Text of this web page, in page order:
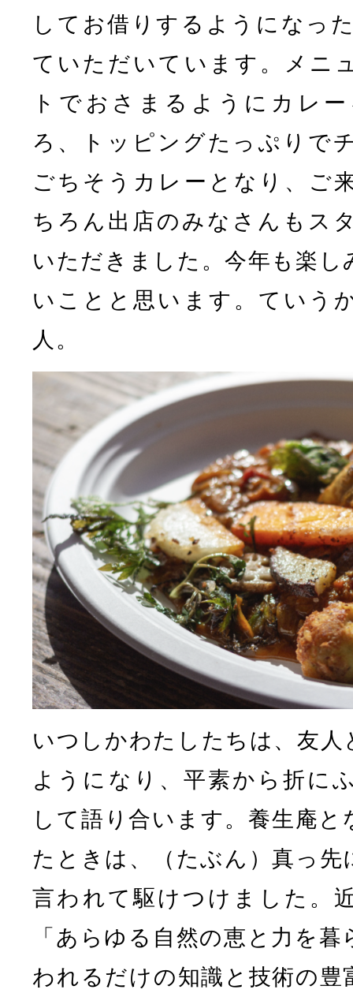
してお借りするようになっ
ていただいています。メニ
トでおさまるようにカレ
ろ、トッピングたっぷりで
ごちそうカレーとなり、ご
ちろん出店のみなさんもス
いただきました。今年も楽
いことと思います。ていう
人。
いつしかわたしたちは、友
ようになり、平素から折に
して語り合います。養生庵
たときは、（たぶん）真っ
言われて駆けつけました。
「あらゆる自然の恵と力を
われるだけの知識と技術の